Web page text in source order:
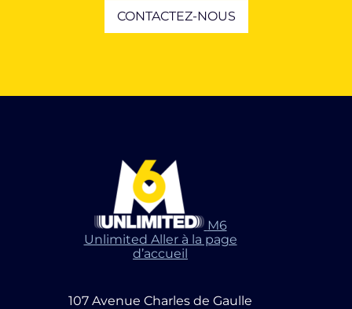
CONTACTEZ-NOUS
M6
Unlimited Aller à la page
d’accueil
107 Avenue Charles de Gaulle